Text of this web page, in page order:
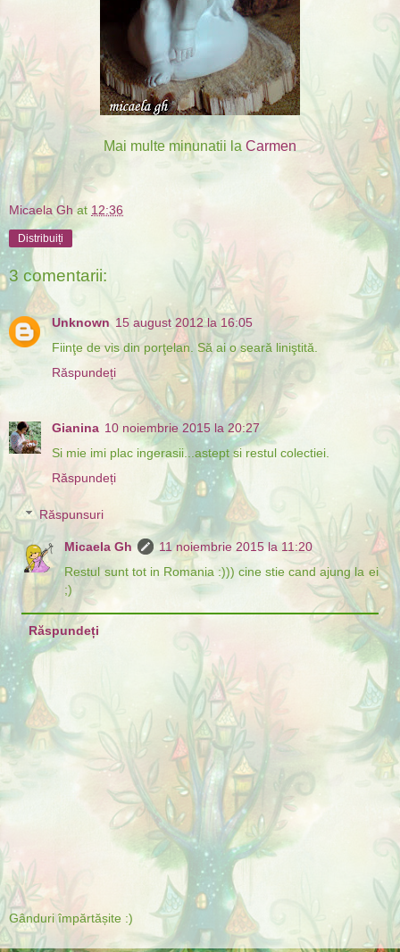
Mai multe minunatii la Carmen
Micaela Gh at 12:36
Distribuiți
3 comentarii:
Unknown 15 august 2012 la 16:05
Fiinţe de vis din porţelan. Să ai o seară liniştită.
Răspundeți
Gianina 10 noiembrie 2015 la 20:27
Si mie imi plac ingerasii...astept si restul colectiei.
Răspundeți
Răspunsuri
Micaela Gh
11 noiembrie 2015 la 11:20
Restul sunt tot in Romania :))) cine stie cand ajung la ei
;)
Răspundeți
Gânduri împărtășite :)